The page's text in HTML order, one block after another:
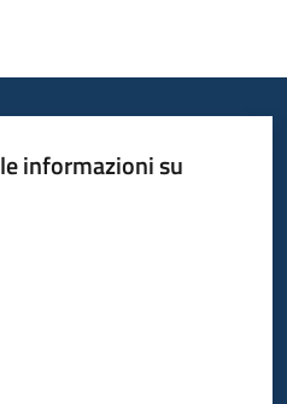
informazioni su